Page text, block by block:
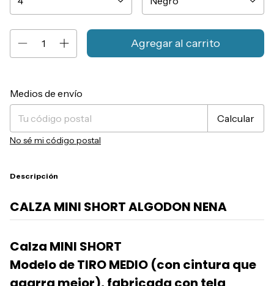
Entregas para el CP:
Medios de envío
Calcular
No sé mi código postal
Descripción
CALZA MINI SHORT ALGODON NENA
Calza MINI SHORT
Modelo de TIRO MEDIO (con cintura que